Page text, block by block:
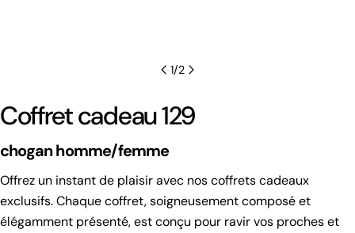
1/2
Coffret cadeau 129
chogan homme/femme
Offrez un instant de plaisir avec nos coffrets cadeaux
exclusifs. Chaque coffret, soigneusement composé et
élégamment présenté, est conçu pour ravir vos proches et